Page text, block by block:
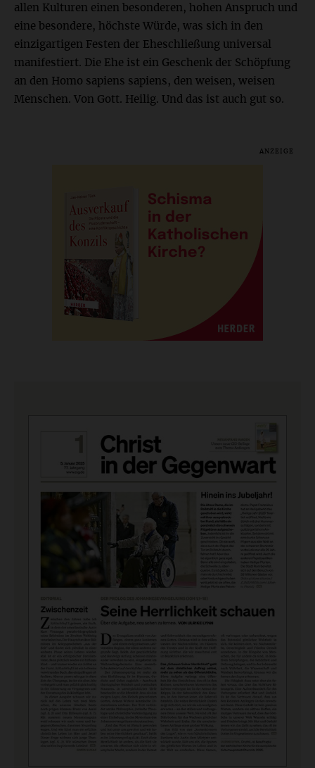
allen Kulturen einen besonderen, hohen Anspruch und
eine besondere, höchste Würde, was sich in den
einzigartigen Festen der Eheschließung universal
manifestiert. Die Ehe ist ein Geschenk der Schöpfung
an den Homo sapiens sapiens, den weisen, weisen
Menschen. Von Gott. Heilig. Und das ist auch gut so.